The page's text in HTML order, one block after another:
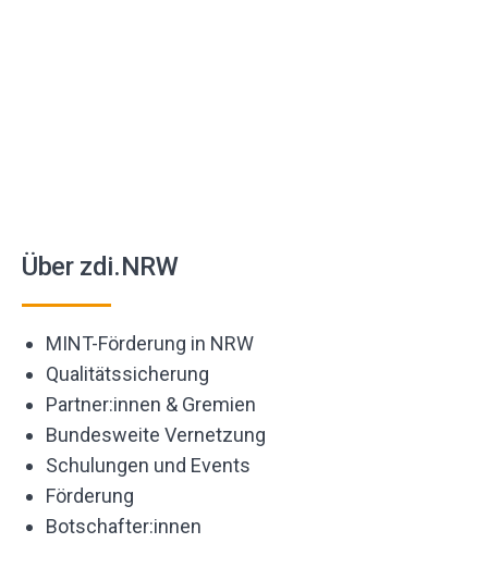
Über zdi.NRW
MINT-Förderung in NRW
Qualitätssicherung
Partner:innen & Gremien
Bundesweite Vernetzung
Schulungen und Events
Förderung
Botschafter:innen